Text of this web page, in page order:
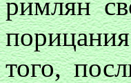
того,